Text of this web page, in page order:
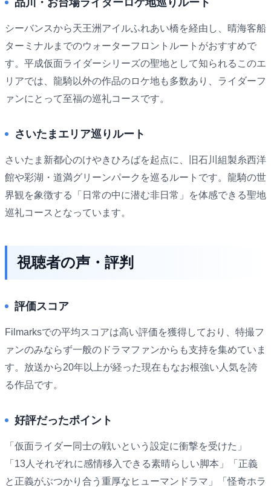
シーバンスから天王洲アイルふれあい橋を経由し、晴海客船
ターミナルまでのウォーターフロントルートがおすすめで
す。平成仮面ライダーシリーズの聖地として知られるこのエ
リアでは、龍騎以外の作品のロケ地も多数あり、ライダーフ
ァンにとって至福の巡礼コースです。
さいたまエリア巡りルート
さいたま新都心のけやきひろばを起点に、旧石川組製糸西洋
館や彩湖・道満グリーンパークを巡るルートです。龍騎の世
界観を象徴する「日常の中に潜む非日常」を体感できる聖地
巡礼コースとなっています。
視聴者の声・評判
評価スコア
Filmarksでの平均スコアは高い評価を獲得しており、特撮フ
ァンのみならず一般のドラマファンからも支持を集めていま
す。放送から20年以上が経った現在もなお根強い人気を誇
る作品です。
好評だったポイント
「仮面ライダー同士の戦いという設定に衝撃を受けた」
「13人それぞれに感情移入できる素晴らしい脚本」「正義
と正義がぶつかり合う重厚なヒューマンドラマ」「怪奇ホラ